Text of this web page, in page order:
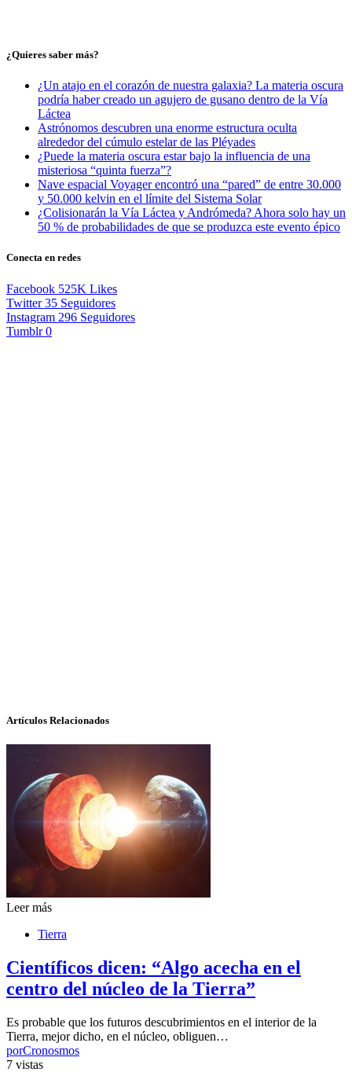
¿Quieres saber más?
¿Un atajo en el corazón de nuestra galaxia? La materia oscura
podría haber creado un agujero de gusano dentro de la Vía
Láctea
Astrónomos descubren una enorme estructura oculta
alrededor del cúmulo estelar de las Pléyades
¿Puede la materia oscura estar bajo la influencia de una
misteriosa “quinta fuerza”?
Nave espacial Voyager encontró una “pared” de entre 30.000
y 50.000 kelvin en el límite del Sistema Solar
¿Colisionarán la Vía Láctea y Andrómeda? Ahora solo hay un
50 % de probabilidades de que se produzca este evento épico
Conecta en redes
Facebook 525K Likes
Twitter 35 Seguidores
Instagram 296 Seguidores
Tumblr 0
Artículos Relacionados
Leer más
Tierra
Científicos dicen: “Algo acecha en el
centro del núcleo de la Tierra”
Es probable que los futuros descubrimientos en el interior de la
Tierra, mejor dicho, en el núcleo, obliguen…
porCronosmos
7 vistas